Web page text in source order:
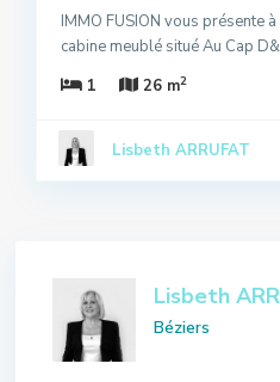
IMMO FUSION vous présente
cabine meublé situé Au Cap
1
26 m2
Lisbeth ARRUFAT
Lisbeth
Béziers